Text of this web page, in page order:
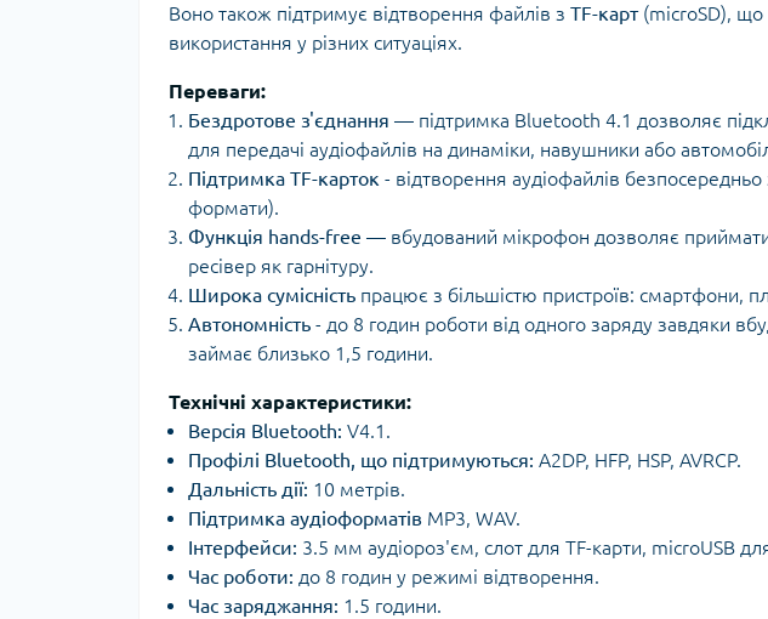
Воно також підтримує відтворення файлів з TF-карт(microSD), що
використання у різних ситуаціях.
Переваги:
Бездротове з'єднання — підтримка Bluetooth 4.1 дозволяє
для передачі аудіофайлів на динаміки, навушники або
Підтримка TF-карток - відтворення аудіофайлів
формати).
Функція hands-free — вбудований мікрофон дозволяє
ресівер як гарнітуру.
Широка сумісність працює з більшістю пристроїв: смартфони,
Автономність - до 8 годин роботи від одного заряду завдяки
займає близько 1,5 години.
Технічні характеристики:
Версія Bluetooth: V4.1.
Профілі Bluetooth, що підтримуються: A2DP, HFP, HSP, AVRCP.
Дальність дії: 10 метрів.
Підтримка аудіоформатів MP3, WAV.
Інтерфейси: 3.5 мм аудіороз'єм, слот для TF-карти, microUSB
Час роботи: до 8 годин у режимі відтворення.
Час заряджання: 1.5 години.